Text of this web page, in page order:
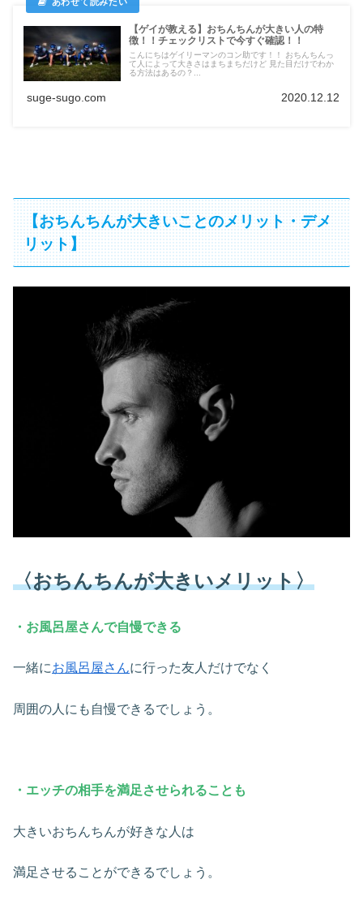
【ゲイが教える】おちんちんが大きい人の特
徴！！チェックリストで今すぐ確認！！
こんにちはゲイリーマンのコン助です！！ おちんちんっ
て人によって大きさはまちまちだけど 見た目だけでわか
る方法はあるの？...
suge-sugo.com 2020.12.12
【おちんちんが大きいことのメリット・デメ
リット】
〈おちんちんが大きいメリット〉
・お風呂屋さんで自慢できる
一緒にお風呂屋さんに行った友人だけでなく
周囲の人にも自慢できるでしょう。
・エッチの相手を満足させられることも
大きいおちんちんが好きな人は
満足させることができるでしょう。